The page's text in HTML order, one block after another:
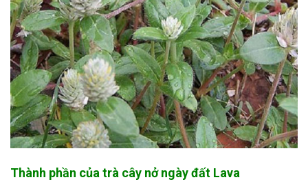
Thành phần của trà cây nở ngày đất Lava